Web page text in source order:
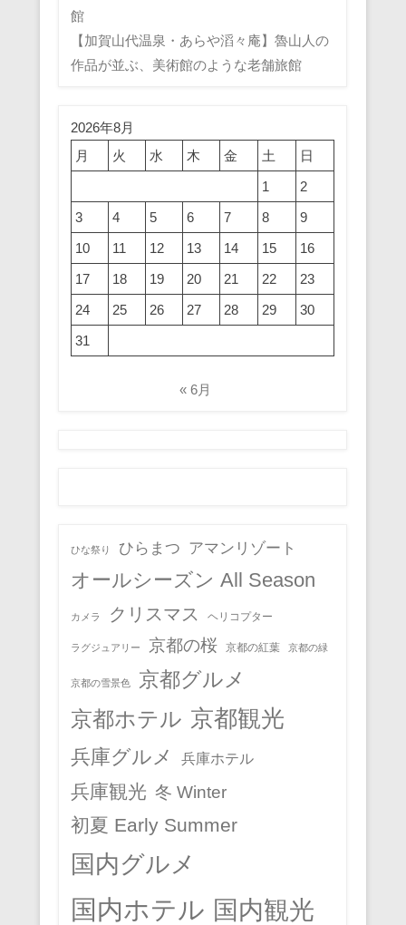
館
【加賀山代温泉・あらや滔々庵】魯山人の
作品が並ぶ、美術館のような老舗旅館
2026年8月
月
火 水 木 金 土
日
1
2
3
4 5 6 7 8
9
10
11 12 13 14 15
16
17
18 19 20 21 22
23
24
25 26 27 28 29
30
31
« 6月
ひな祭り ひらまつ アマンリゾート
オールシーズン All Season
カメラ クリスマス ヘリコプター
ラグジュアリー 京都の桜 京都の紅葉 京都の緑
京都の雪景色 京都グルメ
京都ホテル 京都観光
兵庫グルメ 兵庫ホテル
兵庫観光 冬 Winter
初夏 Early Summer
国内グルメ
国内ホテル 国内観光